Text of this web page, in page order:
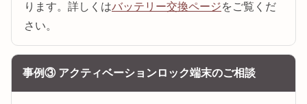
ります。詳しくはバッテリー交換ページをご覧くだ
さい。
事例③ アクティベーションロック端末のご相談